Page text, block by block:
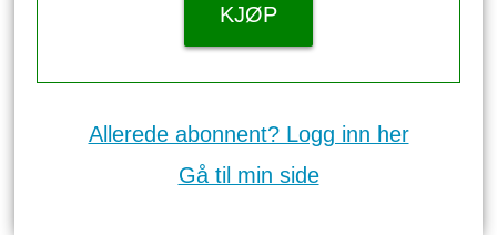
KJØP
Allerede abonnent? Logg inn her
Gå til min side